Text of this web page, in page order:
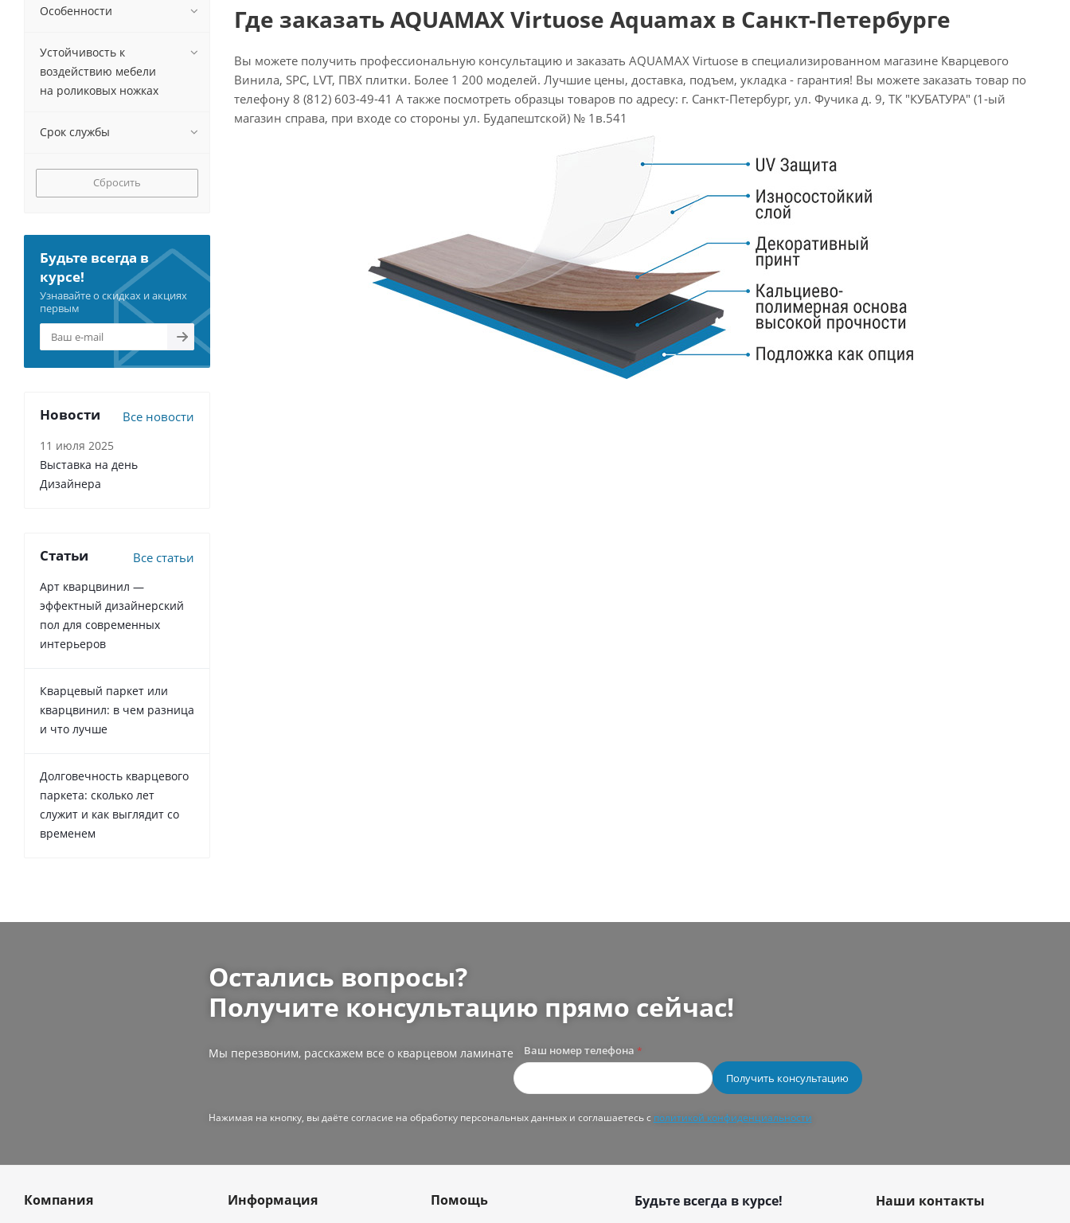
Где заказать AQUAMAX Virtuose Aquamax в Санкт-Петербурге
Вы можете получить профессиональную консультацию и заказать AQUAMAX Virtuose в специализированном магазине Кварцевого
Винила, SPC, LVT, ПВХ плитки. Более 1 200 моделей. Лучшие цены, доставка, подъем, укладка - гарантия! Вы можете заказать товар по
телефону 8 (812) 603-49-41 А также посмотреть образцы товаров по адресу: г. Санкт-Петербург, ул. Фучика д. 9, ТК "КУБАТУРА" (1-ый
магазин справа, при входе со стороны ул. Будапештской) № 1в.541
Особенности
Устойчивость к
воздействию мебели
на роликовых ножках
Срок службы
Сбросить
Будьте всегда в
курсе!
Узнавайте о скидках и акциях
первым
Новости Все новости
11 июля 2025
Выставка на день
Дизайнера
Статьи Все статьи
Арт кварцвинил —
эффектный дизайнерский
пол для современных
интерьеров
Кварцевый паркет или
кварцвинил: в чем разница
и что лучше
Долговечность кварцевого
паркета: сколько лет
служит и как выглядит со
временем
Остались вопросы?
Получите консультацию прямо сейчас!
Мы перезвоним, расскажем все о кварцевом ламинате Ваш номер телефона *
Нажимая на кнопку, вы даёте согласие на обработку персональных данных и соглашаетесь с политикой конфиденциальности
Компания Информация Помощь Будьте всегда в курсе! Наши контакты